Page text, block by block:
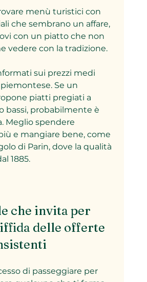
menù turistici con
che sembrano un affare,
con un piatto che non
vedere con la tradizione.
sui prezzi medi
Se un
piatti pregiati a
bassi, probabilmente è
Meglio spendere
e mangiare bene, come
di Parin, dove la qualità
1885.
che invita per
delle offerte
di passeggiare per